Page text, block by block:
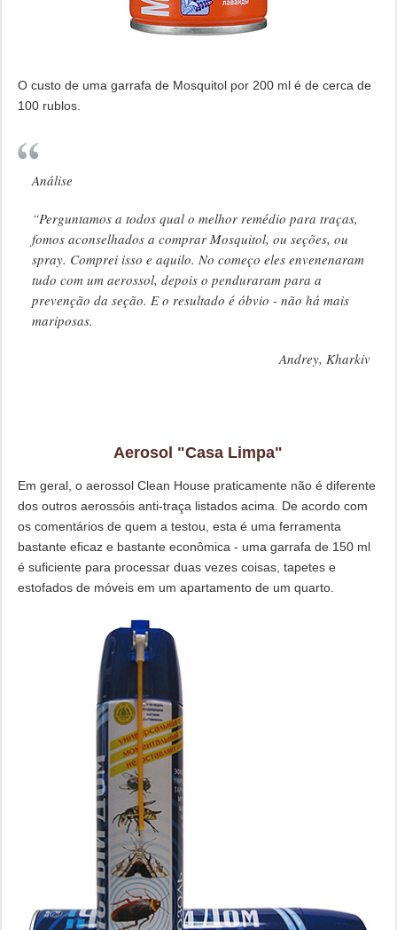
O custo de uma garrafa de Mosquitol por 200 ml é de cerca de
100 rublos.
Análise
“Perguntamos a todos qual o melhor remédio para traças,
fomos aconselhados a comprar Mosquitol, ou seções, ou
spray. Comprei isso e aquilo. No começo eles envenenaram
tudo com um aerossol, depois o penduraram para a
prevenção da seção. E o resultado é óbvio - não há mais
mariposas.
Andrey, Kharkiv
Aerosol "Casa Limpa"
Em geral, o aerossol Clean House praticamente não é diferente
dos outros aerossóis anti-traça listados acima. De acordo com
os comentários de quem a testou, esta é uma ferramenta
bastante eficaz e bastante econômica - uma garrafa de 150 ml
é suficiente para processar duas vezes coisas, tapetes e
estofados de móveis em um apartamento de um quarto.